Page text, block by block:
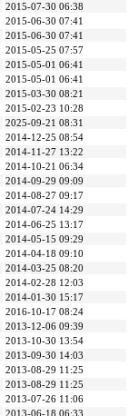
2015-07-30 06:38
2015-06-30 07:41
2015-06-30 07:41
2015-05-25 07:57
2015-05-01 06:41
2015-05-01 06:41
2015-03-30 08:21
2015-02-23 10:28
2025-09-21 08:31
2014-12-25 08:54
2014-11-27 13:22
2014-10-21 06:34
2014-09-29 09:09
2014-08-27 09:17
2014-07-24 14:29
2014-06-25 13:17
2014-05-15 09:29
2014-04-18 09:10
2014-03-25 08:20
2014-02-28 12:03
2014-01-30 15:17
2016-10-17 08:24
2013-12-06 09:39
2013-10-30 13:54
2013-09-30 14:03
2013-08-29 11:25
2013-08-29 11:25
2013-07-26 11:06
2013-06-18 06:33